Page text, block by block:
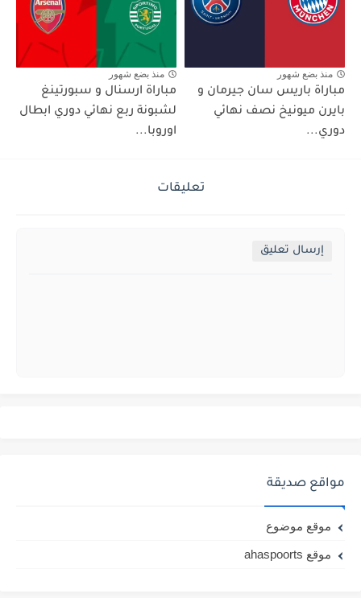
منذ بضع شهور
مباراة باريس سان جيرمان و
بايرن ميونيخ نصف نهائي
دوري...
منذ بضع شهور
مباراة ارسنال و سبورتينغ
لشبونة ربع نهائي دوري ابطال
اوروبا...
تعليقات
إرسال تعليق
مواقع صديقة
موقع موضوع
موقع ahaspoorts